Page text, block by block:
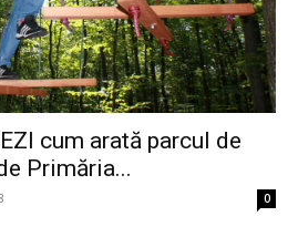
cum arată parcul de
Primăria...
0